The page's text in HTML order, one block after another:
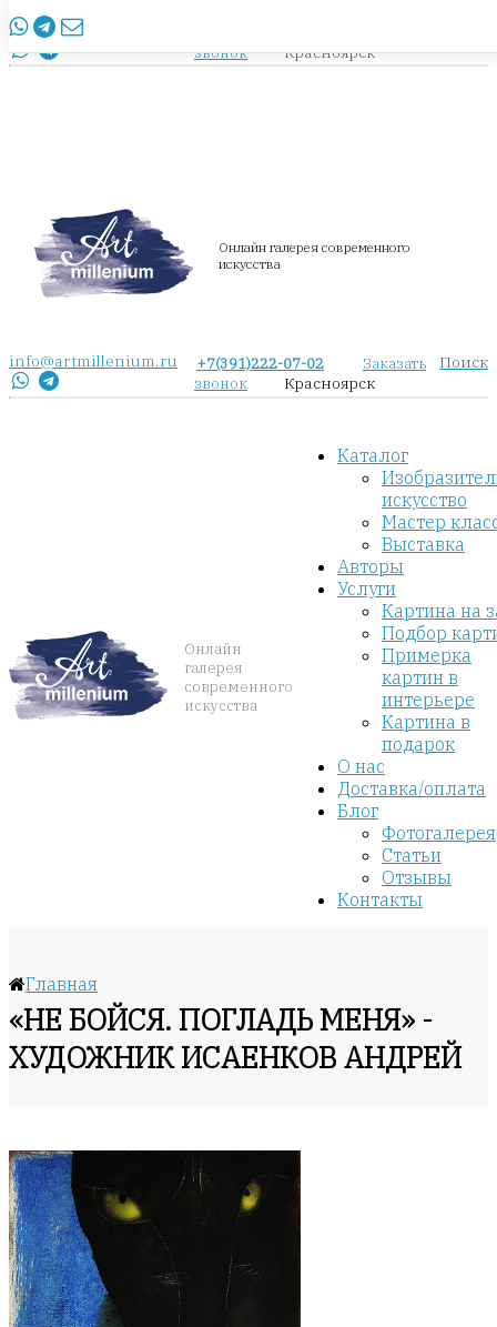
info@artmillenium.ru
звонок
Красноярск
Онлайн галерея современного
искусства
info@artmillenium.ru +7(391)222-07-02
Заказать
звонок
Красноярск
Поиск
Онлайн
галерея
современного
искусства
Каталог
искусство
Мастер
Выставка
Авторы
Услуги
Картина на
Подбор
Примерка
картин в
интерьере
Картина в
подарок
О нас
Доставка/оплата
Блог
Фотогалерея
Статьи
Отзывы
Контакты
Главная
«НЕ БОЙСЯ. ПОГЛАДЬ МЕНЯ» -
ХУДОЖНИК ИСАЕНКОВ АНДРЕЙ